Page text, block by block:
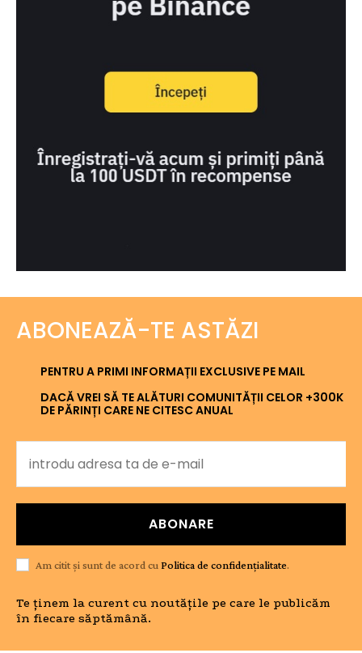
ABONEAZĂ-TE ASTĂZI
PENTRU A PRIMI INFORMAȚII EXCLUSIVE PE MAIL
DACĂ VREI SĂ TE ALĂTURI COMUNITĂȚII CELOR +300K
DE PĂRINȚI CARE NE CITESC ANUAL
ABONARE
Am citit și sunt de acord cu Politica de confidențialitate.
Te ținem la curent cu noutățile pe care le publicăm
în fiecare săptămână.